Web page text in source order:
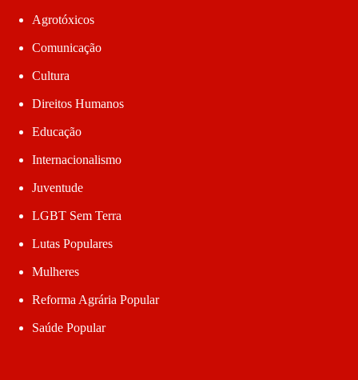
Agrotóxicos
Comunicação
Cultura
Direitos Humanos
Educação
Internacionalismo
Juventude
LGBT Sem Terra
Lutas Populares
Mulheres
Reforma Agrária Popular
Saúde Popular